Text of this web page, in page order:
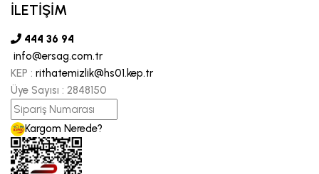
İLETİŞİM
444 36 94
info@ersag.com.tr
KEP : rithatemizlik@hs01.kep.tr
Üye Sayısı : 2848150
Kargom Nerede?